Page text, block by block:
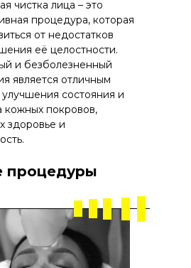
чистка лица – это
процедура, которая
от недостатков
её целостности.
и безболезненный
является отличным
состояния и
кожных покровов,
здоровье и
процедуры